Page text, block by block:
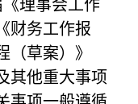
理事会工作
财务工作报
（草案）》
其他重大事项